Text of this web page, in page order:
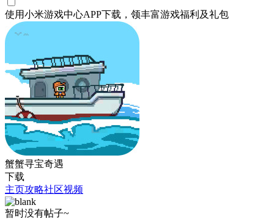
使用小米游戏中心APP下载 ，领丰富游戏福利 及礼包
蟹蟹寻宝奇遇
下载
主页攻略社区视频
暂时没有帖子~